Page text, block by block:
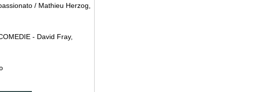
/ Mathieu Herzog,
- David Fray,